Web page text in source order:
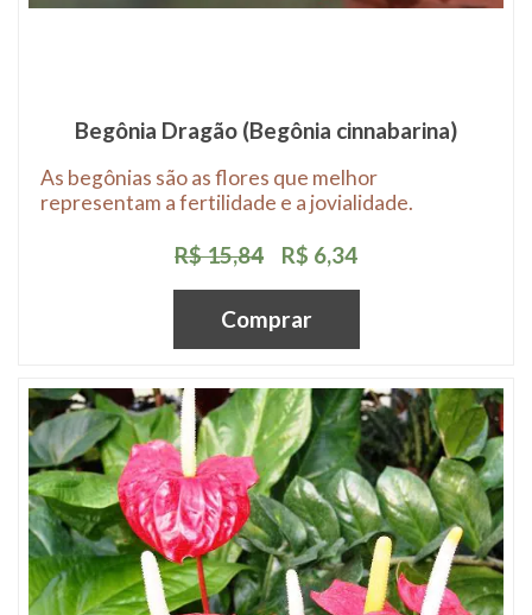
Begônia Dragão (Begônia cinnabarina)
As begônias são as flores que melhor
representam a fertilidade e a jovialidade.
R$ 15,84 R$ 6,34
Comprar